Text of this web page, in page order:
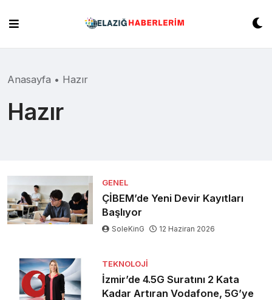
content
Anasayfa • Hazır
Hazır
GENEL
ÇİBEM’de Yeni Devir Kayıtları
Başlıyor
SoleKinG 12 Haziran 2026
TEKNOLOJI
İzmir’de 4.5G Suratını 2 Kata
Kadar Artıran Vodafone, 5G’ye